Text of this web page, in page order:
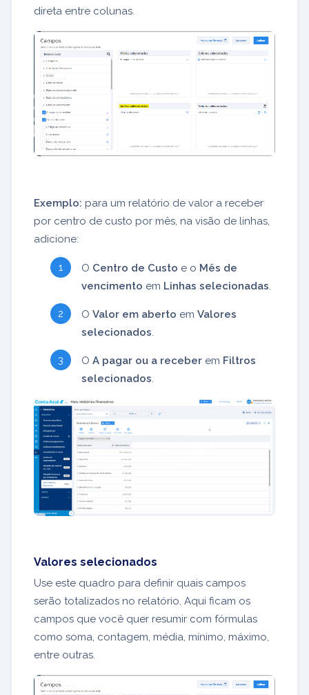
direta entre colunas.
Exemplo: para um relatório de valor a receber
por centro de custo por mês, na visão de linhas,
adicione:
O Centro de Custo e o Mês de
vencimento em Linhas selecionadas.
O Valor em aberto em Valores
selecionados.
O A pagar ou a receber em Filtros
selecionados.
Valores selecionados
Use este quadro para definir quais campos
serão totalizados no relatório. Aqui ficam os
campos que você quer resumir com fórmulas
como soma, contagem, média, mínimo, máximo,
entre outras.